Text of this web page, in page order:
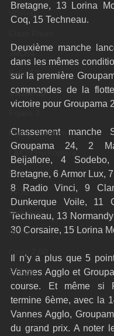
VOR60
JMD54
Botin 52
Classe 50
Flying Phantom
L&#39;Hydroptère
F18
TF35
Business
AC75
ETF26
Bretagne, 13 Lorina
Coq, 15 Techneau.
Deuxième manche
dans les mêmes
sur la première
commandes de la
victoire pour Groupama
Classement
Groupama 24, 2
Beijaflore, 4
Bretagne, 6 Armor Lux,
8 Radio Vinci, 9
Dunkerque Voile, 11
Techneau, 13
30 Corsaire, 15 Lorina
Il n’y a plus que 5
Vannes Agglo et
course. Et même si
termine 6ème, avec la
Vannes Agglo,
du grand prix. A noter